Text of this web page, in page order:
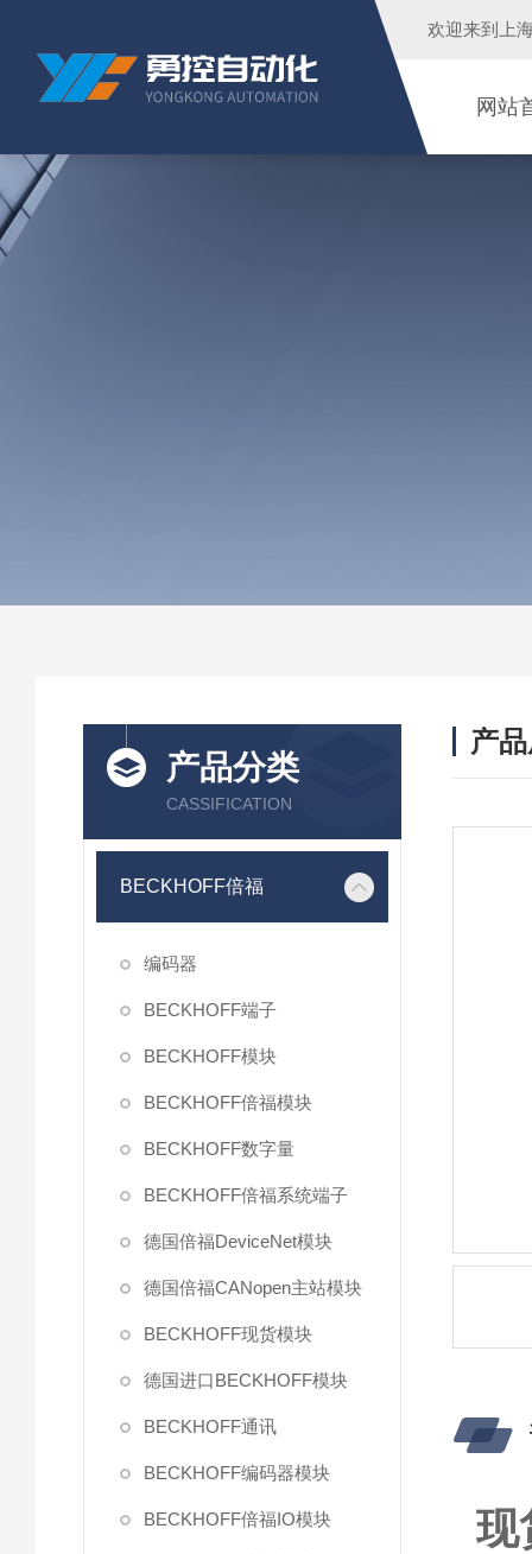
欢迎来到 上
网站
产品分类
CASSIFICATION
BECKHOFF倍福
编码器
BECKHOFF端子
BECKHOFF模块
BECKHOFF倍福模块
BECKHOFF数字量
BECKHOFF倍福系统端子
德国倍福DeviceNet模块
德国倍福CANopen主站模块
BECKHOFF现货模块
德国进口BECKHOFF模块
BECKHOFF通讯
BECKHOFF编码器模块
BECKHOFF倍福IO模块
产
现